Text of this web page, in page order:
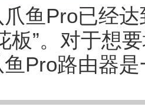
鱼Pro已经
板”。对于想
Pro路由器